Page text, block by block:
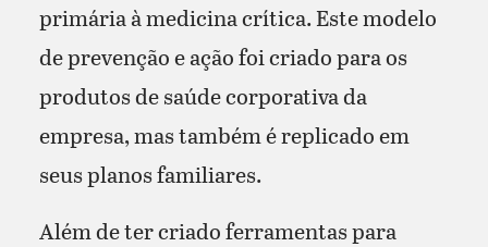
primária à medicina crítica. Este modelo
de prevenção e ação foi criado para os
produtos de saúde corporativa da
empresa, mas também é replicado em
seus planos familiares.
Além de ter criado ferramentas para